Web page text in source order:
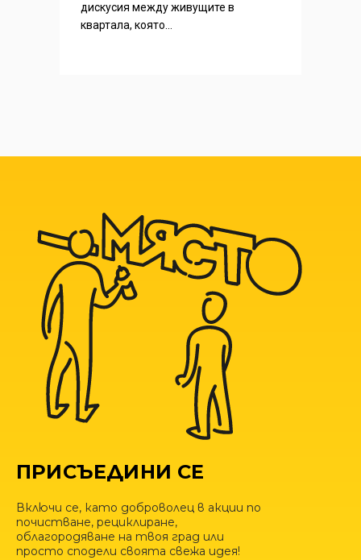
дискусия между живущите в
квартала, която...
ПРИСЪЕДИНИ СЕ
Включи се, като доброволец в акции по
почистване, рециклиране,
облагородяване на твоя град или
просто сподели своята свежа идея!